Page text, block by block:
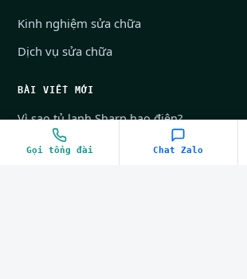
Kinh nghiệm sửa chữa
Dịch vụ sửa chữa
BÀI VIẾT MỚI
Vì sao tủ lạnh Sharp hao điện?
Cách sửa máy lạnh âm trần không lạnh
Gọi tổng đài Chat Zalo